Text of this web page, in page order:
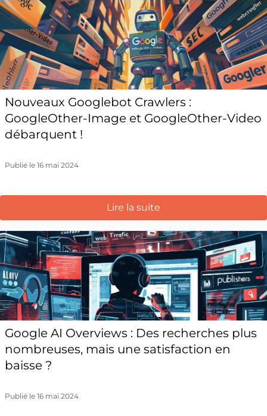
Nouveaux Googlebot Crawlers :
GoogleOther-Image et GoogleOther-Video
débarquent !
Publié le 16 mai 2024
Lire la suite
Google AI Overviews : Des recherches plus
nombreuses, mais une satisfaction en
baisse ?
Publié le 16 mai 2024